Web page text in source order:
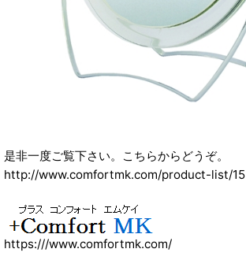
是非一度ご覧下さい。こちらからどうぞ。
http://www.comfortmk.com/product-list/15
https:///www.comfortmk.com/